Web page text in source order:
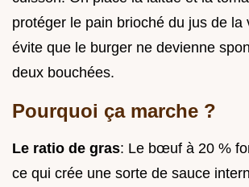
protéger le pain brioché du jus de la
évite que le burger ne devienne
deux bouchées.
Pourquoi ça marche ?
Le ratio de gras: Le bœuf à 20 %
ce qui crée une sorte de sauce